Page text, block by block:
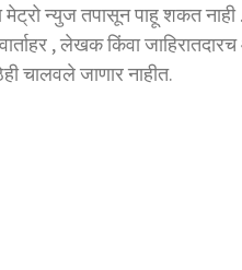
न्युज तपासून पाहू शकत नाही .
, लेखक किंवा
चालवले जाणार नाहीत.